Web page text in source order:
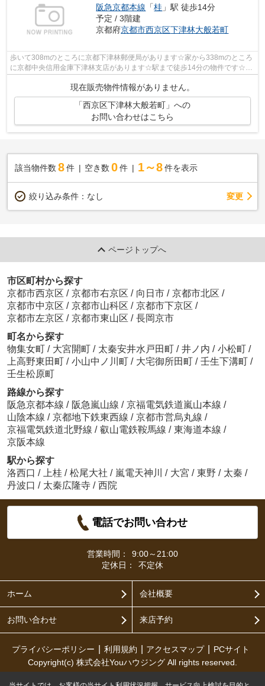
阪急京都本線 「桂 」駅 徒歩14分
予定 / 3階建
京都府京都市西京区下津林大般若町
歩いて308mのところに京都下津林郵便局があります☆家から338mのところ
に京都中央信用金庫下津林支店があります☆駅まで徒歩14分の物件です☆不
動産の購入は大きなお買い物です☆そこで失...
現在販売物件情報がありません。
「西京区下津林大般若町」への
お問い合わせはこちら
該当物件数 8件 空き数 0 件 1～8 件を表示
絞り込み条件： なし 変更
ページトップへ
市区町村から探す
京都市西京区 / 京都市右京区 / 向日市 / 京都市北区 /
京都市中京区 / 京都市山科区 / 京都市下京区 /
京都市左京区 / 京都市東山区 / 長岡京市
町名から探す
物集女町 / 大宮開町 / 太秦安井水戸田町 / 井ノ内 / 小松町 /
上高野東田町 / 小山中ノ川町 / 大宅御所田町 / 壬生下溝町 /
壬生松原町
路線から探す
阪急京都本線 / 阪急嵐山線 / 京福電気鉄道嵐山本線 /
山陰本線 / 京都地下鉄東西線 / 京都市営烏丸線 /
京福電気鉄道北野線 / 叡山電鉄鞍馬線 / 東海道本線 /
京阪本線
駅から探す
洛西口 / 上桂 / 松尾大社 / 嵐電天神川 / 大宮 / 東野 / 太秦 /
丹波口 / 太秦広隆寺 / 西院
電話でお問い合わせ
営業時間：
9:00～21:00
定休日：
不定休
ホーム 会社概要
お問い合わせ 来店予約
プライバシーポリシー 利用規約 アクセスマップ
PCサイト
Copyright(c) 株式会社Youハウジング All rights reserved.